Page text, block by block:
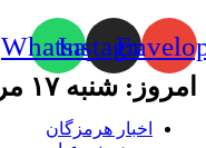
Instagram
Whatsapp
امروز: شنبه ۱۷ مرداد ۱۴۰۵
اخبار هرمزگان